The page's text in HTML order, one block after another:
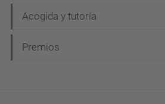
Acogida y tutoría
Premios